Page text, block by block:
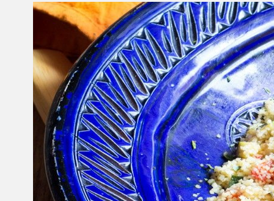
EXPERIÊNCIAS
EVENTOS
BLOG